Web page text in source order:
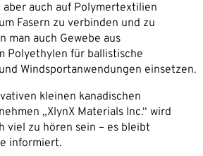
auch auf Polymertextilien
Fasern zu verbinden und zu
man auch Gewebe aus
Polyethylen für ballistische
Windsportanwendungen einsetzen.
kleinen kanadischen
„XlynX Materials Inc.“ wird
viel zu hören sein – es bleibt
informiert.